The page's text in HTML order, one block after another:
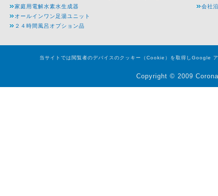
家庭用電解水素水生成器
オールインワン足湯ユニット
２４時間風呂オプション品
会社
当サイトでは閲覧者のデバイスのクッキー（Cookie）を取得しGoogle
Copyright © 2009